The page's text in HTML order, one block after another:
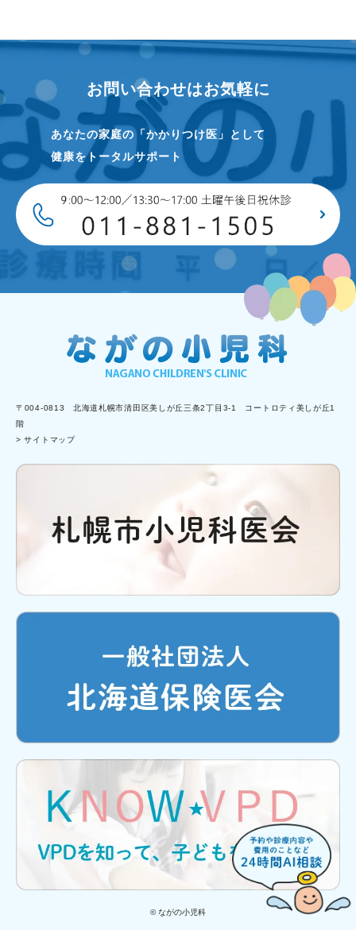
お問い合わせはお気軽に
あなたの家庭の「かかりつけ医」として
健康をトータルサポート
〒004-0813 北海道札幌市清田区美しが丘三条2丁目3-1 コートロティ美しが丘1
階
> サイトマップ
© ながの小児科